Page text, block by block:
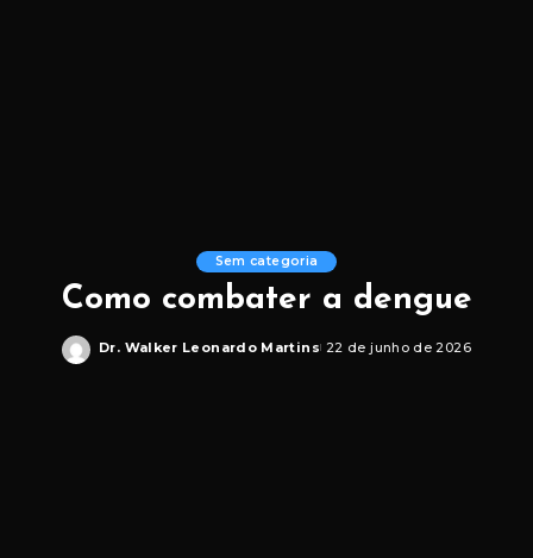
Sem categoria
Como combater a dengue
Posted
Dr. Walker Leonardo Martins 22 de junho de 2026